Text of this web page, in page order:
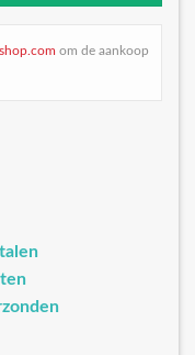
om de aankoop